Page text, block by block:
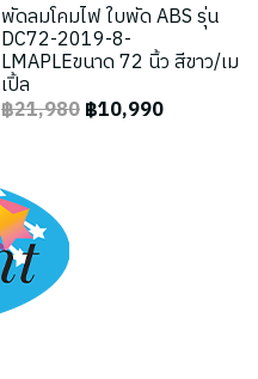
พัดลมโคมไฟ ใบพัด ABS รุ่น
DC72-2019-8-
LMAPLEขนาด 72 นิ้ว สีขาว/เม
เปิ้ล
฿21,980฿10,990